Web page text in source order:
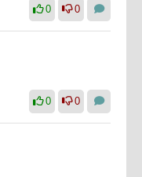
0 0
0 0